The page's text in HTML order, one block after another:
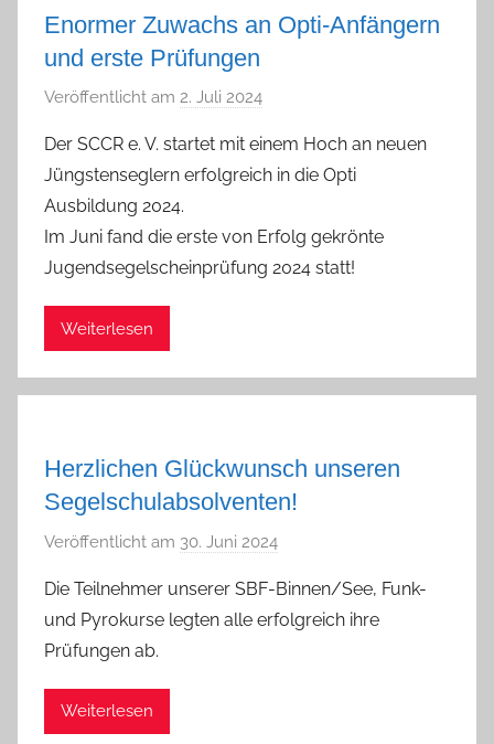
Enormer Zuwachs an Opti-Anfängern
und erste Prüfungen
Veröffentlicht am 2. Juli 2024
n
D
m
i
o
l
i
k
Der SCCR e. V. startet mit einem Hoch an neuen
Jüngstenseglern erfolgreich in die Opti
Ausbildung 2024.
Im Juni fand die erste von Erfolg gekrönte
Jugendsegelscheinprüfung 2024 statt!
Weiterlesen
Herzlichen Glückwunsch unseren
Segelschulabsolventen!
Veröffentlicht am 30. Juni 2024
n
a
Die Teilnehmer unserer SBF-Binnen/See, Funk-
und Pyrokurse legten alle erfolgreich ihre
Prüfungen ab.
Weiterlesen